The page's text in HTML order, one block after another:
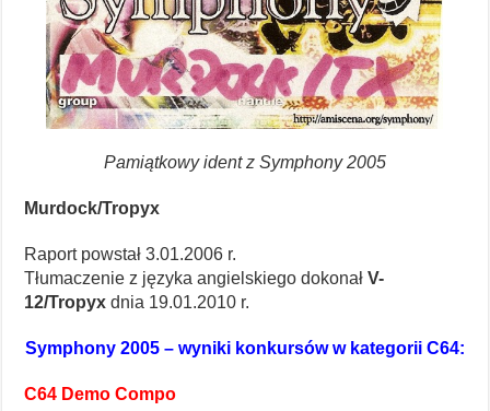
Pamiątkowy ident z Symphony 2005
Murdock/Tropyx
Raport powstał 3.01.2006 r.
Tłumaczenie z języka angielskiego dokonałV-
12/Tropyx dnia 19.01.2010 r.
Symphony 2005 – wyniki konkursów w kategorii C64:
C64 Demo Compo